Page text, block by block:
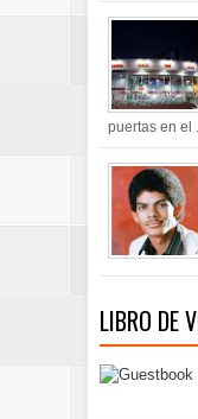
puertas en el ...
LIBRO DE